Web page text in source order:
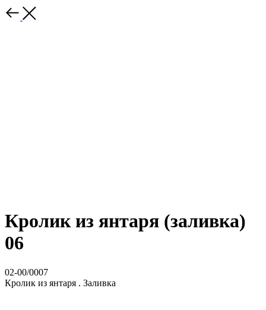
Кролик из янтаря (заливка)
06
02-00/0007
Кролик из янтаря . Заливка